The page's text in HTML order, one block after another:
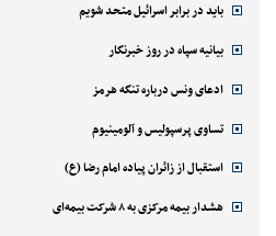
باید در برابر اسرائیل متحد شویم
بیانیه سپاه در روز خبرنگار
ادعای ونس درباره تنگه هرمز
تساوی پرسپولیس و آلومینیوم
استقبال از زائران پیاده امام رضا (ع)
هشدار بیمه مرکزی به ۸ شرکت بیمه‌ای